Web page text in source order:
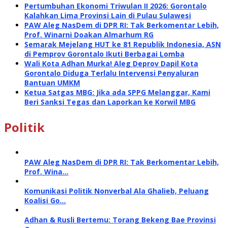
Pertumbuhan Ekonomi Triwulan II 2026: Gorontalo
Kalahkan Lima Provinsi Lain di Pulau Sulawesi
PAW Aleg NasDem di DPR RI: Tak Berkomentar Lebih,
Prof. Winarni Doakan Almarhum RG
Semarak Mejelang HUT ke 81 Republik Indonesia, ASN
di Pemprov Gorontalo Ikuti Berbagai Lomba
Wali Kota Adhan Murka! Aleg Deprov Dapil Kota
Gorontalo Diduga Terlalu Intervensi Penyaluran
Bantuan UMKM
Ketua Satgas MBG: Jika ada SPPG Melanggar, Kami
Beri Sanksi Tegas dan Laporkan ke Korwil MBG
Politik
PAW Aleg NasDem di DPR RI: Tak Berkomentar Lebih,
Prof. Wina…
Komunikasi Politik Nonverbal Ala Ghalieb, Peluang
Koalisi Go…
Adhan & Rusli Bertemu: Torang Bekeng Bae Provinsi